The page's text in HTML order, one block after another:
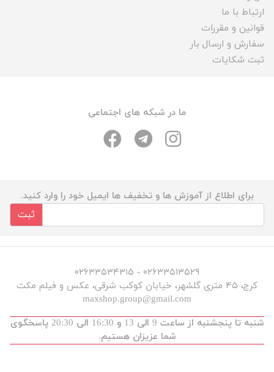
ارتباط با ما
قوانین و مقررات
سفارش و ارسال بار
ثبت شکایات
ما در شبکه های اجتماعی
برای اطلاع از آموزش ها و تخفیف ها ایمیل خود را وارد کنید.
ثبت
۰۲۶۳۳۵۱۳۵۲۹ - ۰۲۶۳۳۵۳۴۳۱۵
کرج، ۴۵ متری گلشهر، خیابان کوکب شرقی، عکس و فیلم مکث
maxshop.group@gmail.com
شنبه تا پنجشنبه از ساعت 9 الی 13 و 16:30 الی 20:30 پاسخگوی
شما عزیزان هستیم.